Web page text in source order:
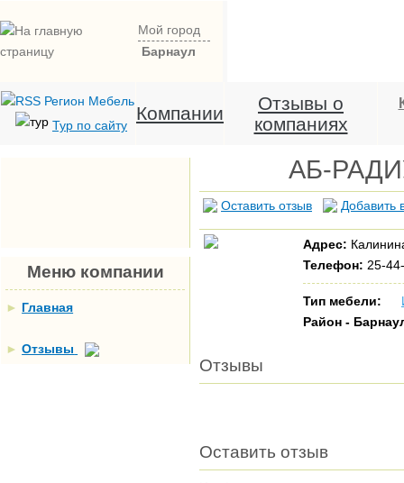
Мой город
Барнаул
Тур по сайту
Компании
Отзывы о
компаниях
Меню компании
► Главная
► Отзывы
АБ-
Оставить отзыв Добавить
Адрес:
Телефон: 25-
Тип мебели:
Район -
Отзывы
Оставить отзыв